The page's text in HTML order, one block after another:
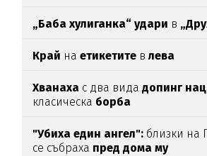
„Баба хулиганка“ удари в
Край наетикетите влева
Хванаха с два видадопинг
класическа борба
"Убиха един ангел": близки на
се събраха пред дома му